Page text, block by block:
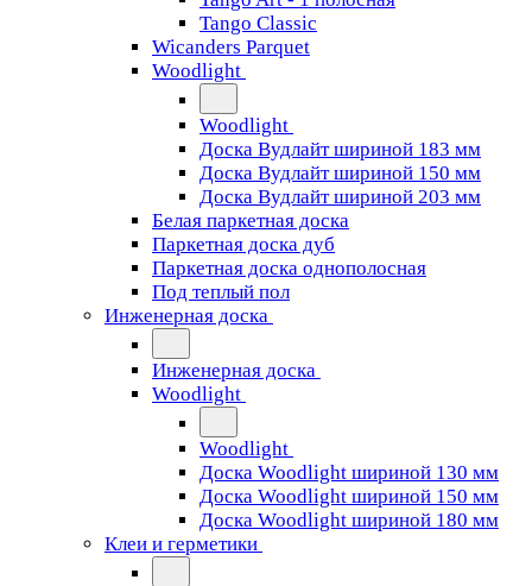
Tango Classiс
Wicanders Parquet
Woodlight
Woodlight
Доска Вудлайт шириной 183 мм
Доска Вудлайт шириной 150 мм
Доска Вудлайт шириной 203 мм
Белая паркетная доска
Паркетная доска дуб
Паркетная доска однополосная
Под теплый пол
Инженерная доска
Инженерная доска
Woodlight
Woodlight
Доска Woodlight шириной 130 мм
Доска Woodlight шириной 150 мм
Доска Woodlight шириной 180 мм
Клеи и герметики